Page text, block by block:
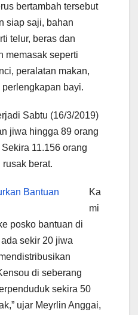
bertambah tersebut
siap saji, bahan
telur, beras dan
memasak seperti
peralatan makan,
bayi.
Sabtu (16/3/2019)
jiwa hingga 89 orang
11.156 orang
berat.
Ka
mi
posko bantuan di
sekir 20 jiwa
di seberang
sekira 50
ujar Meyrlin Anggai,